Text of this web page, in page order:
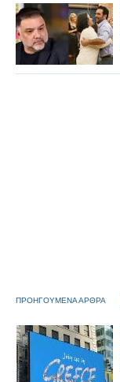
ΠΡΟΗΓΟΥΜΕΝΑ ΑΡΘΡΑ